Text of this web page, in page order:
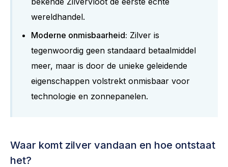
wereldhandel.
Moderne onmisbaarheid: Zilver is
tegenwoordig geen standaard betaalmiddel
meer, maar is door de unieke geleidende
eigenschappen volstrekt onmisbaar voor
technologie en zonnepanelen.
Waar komt zilver vandaan en hoe ontstaat
het?